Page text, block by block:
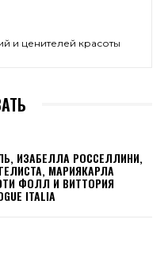
и ценителей красоты
ИЗАБЕЛЛА РОССЕЛЛИНИ,
МАРИЯКАРЛА
ФОЛЛ И ВИТТОРИЯ
ITALIA